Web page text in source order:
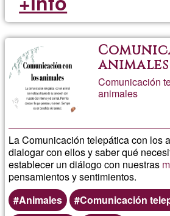
animales
Comunicación
animales
La Comunicación telepática con los
dialogar con ellos y saber qué
establecer un diálogo con nuestras
pensamientos y sentimientos.
Animales
Comunicación